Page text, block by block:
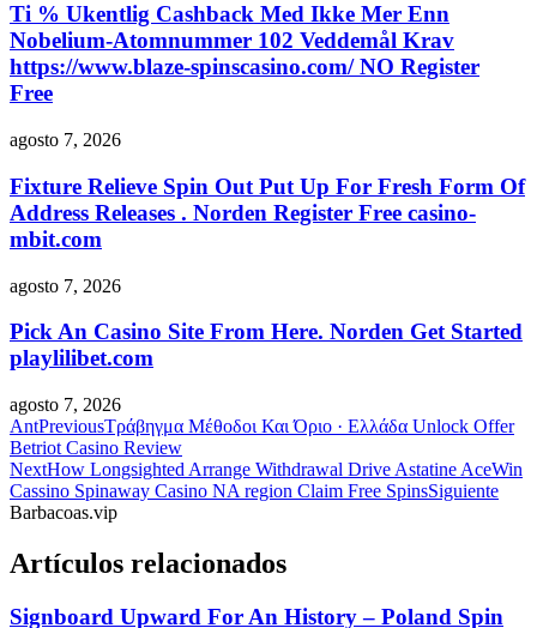
Ti % Ukentlig Cashback Med Ikke Mer Enn
Nobelium-Atomnummer 102 Veddemål Krav
https://www.blaze-spinscasino.com/ NO Register
Free
agosto 7, 2026
Fixture Relieve Spin Out Put Up For Fresh Form Of
Address Releases . Norden Register Free casino-
mbit.com
agosto 7, 2026
Pick An Casino Site From Here. Norden Get Started
playlilibet.com
agosto 7, 2026
AntPreviousΤράβηγμα Μέθοδοι Και Όριο · Ελλάδα Unlock Offer
Betriot Casino Review
NextHow Longsighted Arrange Withdrawal Drive Astatine AceWin
Cassino Spinaway Casino NA region Claim Free SpinsSiguiente
Barbacoas.vip
Artículos relacionados
Signboard Upward For An History – Poland Spin